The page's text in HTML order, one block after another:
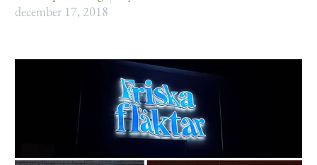
december 17, 2018